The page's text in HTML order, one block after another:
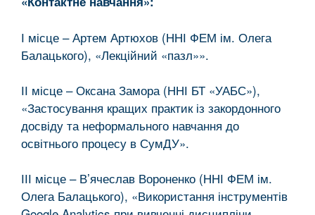
І місце – Артем Артюхов (ННІ ФЕМ ім. Олега
Балацького), «Лекційний «пазл»».
ІІ місце – Оксана Замора (ННІ БТ «УАБС»),
«Застосування кращих практик із закордонного
досвіду та неформального навчання до
освітнього процесу в СумДУ».
ІІІ місце – В’ячеслав Вороненко (ННІ ФЕМ ім.
Олега Балацького), «Використання інструментів